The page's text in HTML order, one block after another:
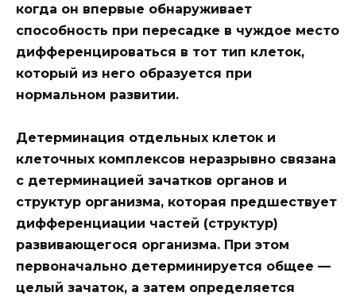
когда он впервые обнаруживает
способность при пересадке в чуждое место
дифференцироваться в тот тип клеток,
который из него образуется при
нормальном развитии.
Детерминация отдельных клеток и
клеточных комплексов неразрывно связана
с детерминацией зачатков органов и
структур организма, которая предшествует
дифференциации частей (структур)
развивающегося организма. При этом
первоначально детерминируется общее —
целый зачаток, а затем определяется